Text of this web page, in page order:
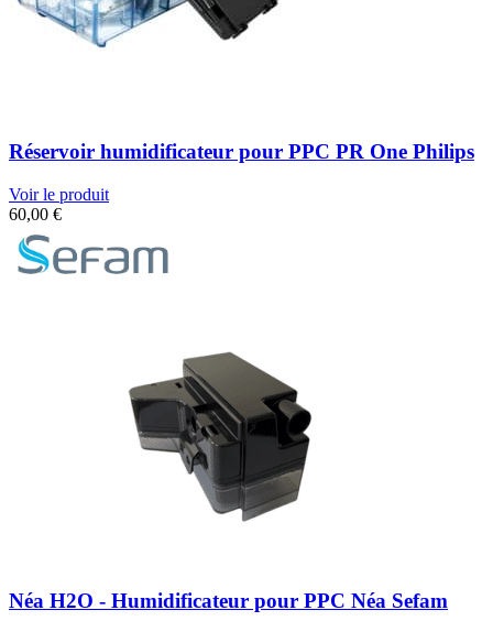
Réservoir humidificateur pour PPC PR One Philips
Voir le produit
60,00 €
Néa H2O - Humidificateur pour PPC Néa Sefam